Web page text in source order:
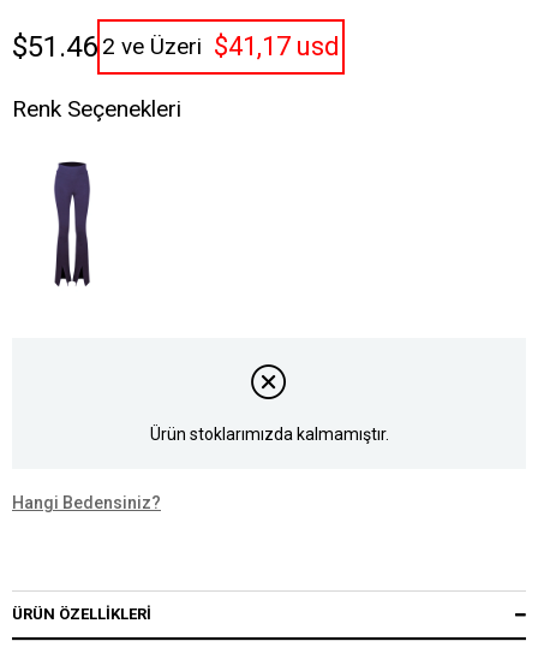
$51.46 2 ve Üzeri $41,17 usd
Renk Seçenekleri
Ürün stoklarımızda kalmamıştır.
Hangi Bedensiniz?
ÜRÜN ÖZELLIKLERI